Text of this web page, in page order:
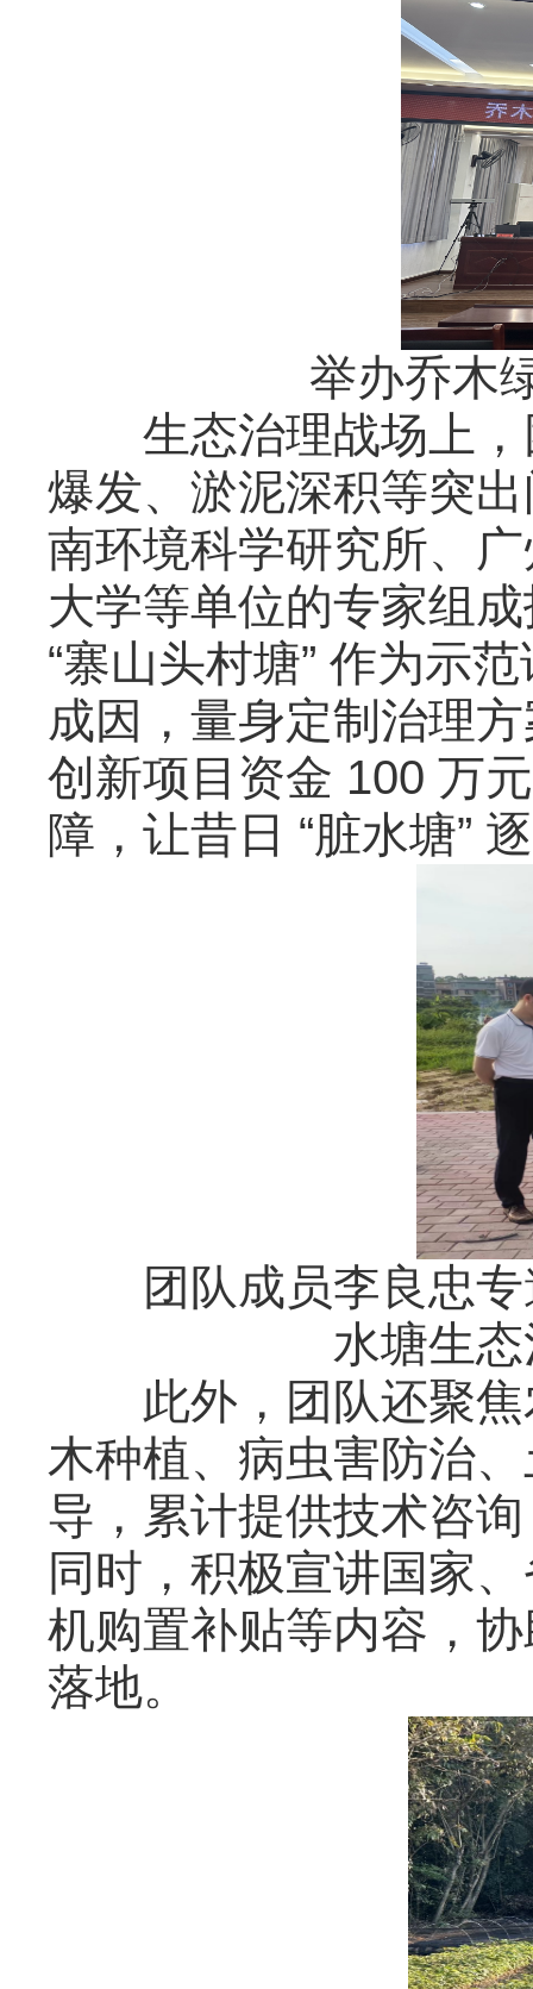
举办乔木绿
生态治理战场上，
爆发、淤泥深积等突
南环境科学研究所、
大学等单位的专家组
“寨山头村塘” 作为示
成因，量身定制治理
创新项目资金 100 万
障，让昔日 “脏水塘”
团队成员李良忠专
水塘生
此外，团队还聚焦
木种植、病虫害防治
导，累计提供技术咨
同时，积极宣讲国家
机购置补贴等内容，
落地。